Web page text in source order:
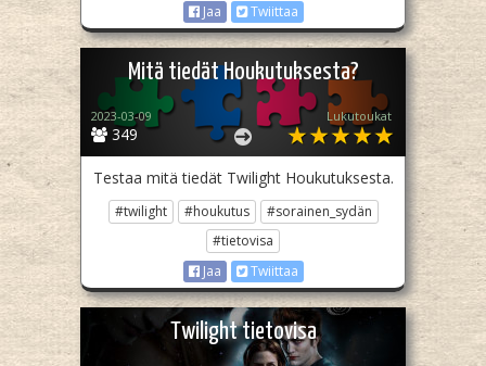
Jaa
Twiittaa
Mitä tiedät Houkutuksesta?
349
2023-03-09 Lukutoukat
Testaa mitä tiedät Twilight Houkutuksesta.
#twilight #houkutus
#sorainen_sydän
#tietovisa
Jaa
Twiittaa
Twilight tietovisa